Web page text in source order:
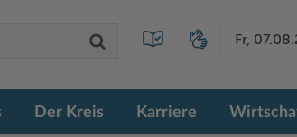
Fr,
Der Kreis Karriere